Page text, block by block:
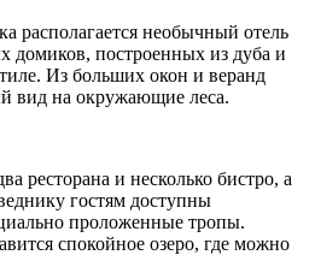
располагается необычный отель
домиков, построенных из дуба и
Из больших окон и веранд
вид на окружающие леса.
ресторана и несколько бистро, а
гостям доступны
проложенные тропы.
спокойное озеро, где можно